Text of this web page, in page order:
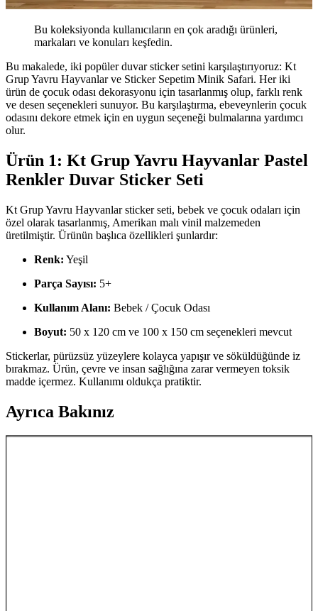
Bu koleksiyonda kullanıcıların en çok aradığı ürünleri,
markaları ve konuları keşfedin.
Bu makalede, iki popüler duvar sticker setini karşılaştırıyoruz: Kt
Grup Yavru Hayvanlar ve Sticker Sepetim Minik Safari. Her iki
ürün de çocuk odası dekorasyonu için tasarlanmış olup, farklı renk
ve desen seçenekleri sunuyor. Bu karşılaştırma, ebeveynlerin çocuk
odasını dekore etmek için en uygun seçeneği bulmalarına yardımcı
olur.
Ürün 1: Kt Grup Yavru Hayvanlar Pastel
Renkler Duvar Sticker Seti
Kt Grup Yavru Hayvanlar sticker seti, bebek ve çocuk odaları için
özel olarak tasarlanmış, Amerikan malı vinil malzemeden
üretilmiştir. Ürünün başlıca özellikleri şunlardır:
Renk: Yeşil
Parça Sayısı: 5+
Kullanım Alanı: Bebek / Çocuk Odası
Boyut: 50 x 120 cm ve 100 x 150 cm seçenekleri mevcut
Stickerlar, pürüzsüz yüzeylere kolayca yapışır ve söküldüğünde iz
bırakmaz. Ürün, çevre ve insan sağlığına zarar vermeyen toksik
madde içermez. Kullanımı oldukça pratiktir.
Ayrıca Bakınız